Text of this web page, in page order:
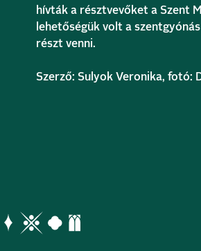
hívták a résztvevőket a Szent
lehetőségük volt a
részt venni.
Szerző: Sulyok Veronika, fotó: